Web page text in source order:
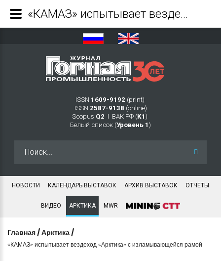
ISSN 1609-9192 (print)
ISSN 2587-9138 (online)
Scopus Q2 Ι ВАК РФ (K1 )
Белый список (Уровень 1 )
НОВОСТИ КАЛЕНДАРЬ ВЫСТАВОК АРХИВ ВЫСТАВОК ОТЧЕТЫ
ВИДЕО АРКТИКА MWR
Главная /Арктика /
«КАМАЗ» испытывает вездеход «Арктика» с изламывающейся рамой
«КАМАЗ» испытывает вездеход «Арктика» с изламывающейся рамой - Журнал Горная промышленность